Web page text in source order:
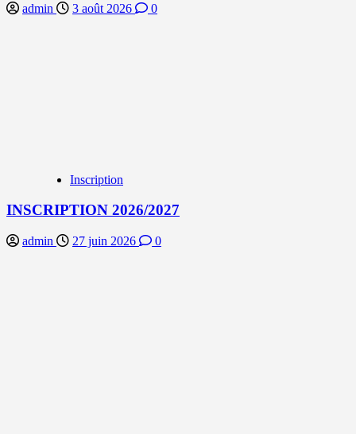
admin 3 août 2026 0
Inscription
INSCRIPTION 2026/2027
admin 27 juin 2026 0